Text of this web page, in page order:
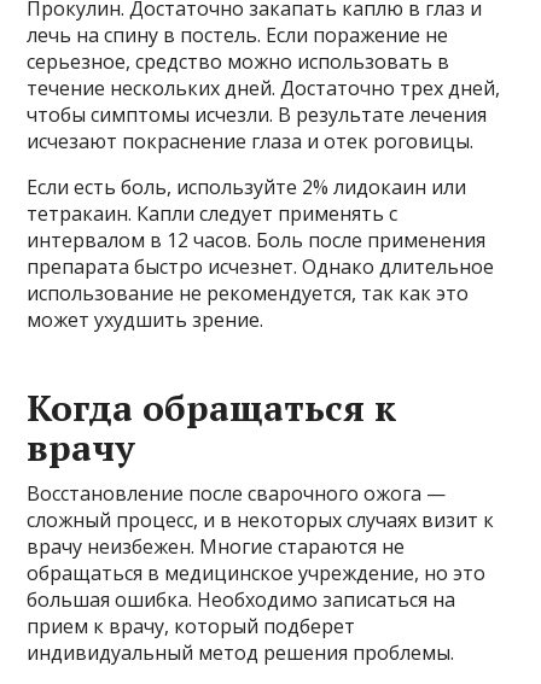
Прокулин. Достаточно закапать каплю в глаз и
лечь на спину в постель. Если поражение не
серьезное, средство можно использовать в
течение нескольких дней. Достаточно трех дней,
чтобы симптомы исчезли. В результате лечения
исчезают покраснение глаза и отек роговицы.
Если есть боль, используйте 2% лидокаин или
тетракаин. Капли следует применять с
интервалом в 12 часов. Боль после применения
препарата быстро исчезнет. Однако длительное
использование не рекомендуется, так как это
может ухудшить зрение.
Когда обращаться к
врачу
Восстановление после сварочного ожога —
сложный процесс, и в некоторых случаях визит к
врачу неизбежен. Многие стараются не
обращаться в медицинское учреждение, но это
большая ошибка. Необходимо записаться на
прием к врачу, который подберет
индивидуальный метод решения проблемы.